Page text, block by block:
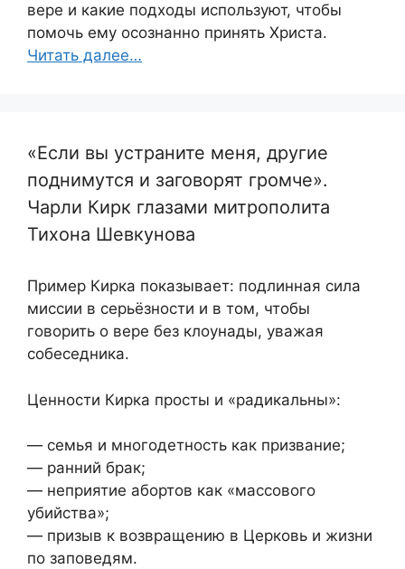
вере и какие подходы используют, чтобы
помочь ему осознанно принять Христа.
Читать далее…
«Если вы устраните меня, другие
поднимутся и заговорят громче».
Чарли Кирк глазами митрополита
Тихона Шевкунова
Пример Кирка показывает: подлинная сила
миссии в серьёзности и в том, чтобы
говорить о вере без клоунады, уважая
собеседника.
Ценности Кирка просты и «радикальны»:
— семья и многодетность как призвание;
— ранний брак;
— неприятие абортов как «массового
убийства»;
— призыв к возвращению в Церковь и жизни
по заповедям.